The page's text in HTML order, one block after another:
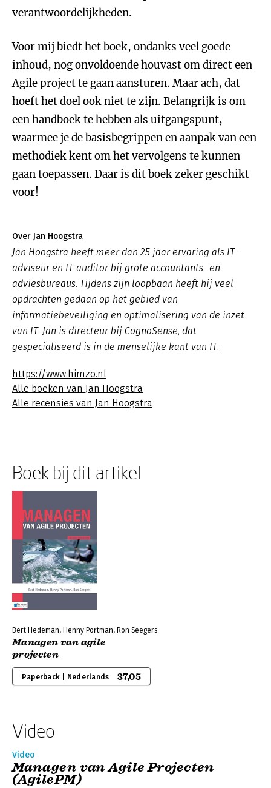
verantwoordelijkheden.
Voor mij biedt het boek, ondanks veel goede
inhoud, nog onvoldoende houvast om direct een
Agile project te gaan aansturen. Maar ach, dat
hoeft het doel ook niet te zijn. Belangrijk is om
een handboek te hebben als uitgangspunt,
waarmee je de basisbegrippen en aanpak van een
methodiek kent om het vervolgens te kunnen
gaan toepassen. Daar is dit boek zeker geschikt
voor!
Over Jan Hoogstra
Jan Hoogstra heeft meer dan 25 jaar ervaring als IT-
adviseur en IT-auditor bij grote accountants- en
adviesbureaus. Tijdens zijn loopbaan heeft hij veel
opdrachten gedaan op het gebied van
informatiebeveiliging en optimalisering van de inzet
van IT. Jan is directeur bij CognoSense, dat
gespecialiseerd is in de menselijke kant van IT.
https://www.himzo.nl
Alle boeken van Jan Hoogstra
Alle recensies van Jan Hoogstra
Boek bij dit artikel
Bert Hedeman, Henny Portman, Ron Seegers
Managen van agile
projecten
Paperback | Nederlands 37,05
Video
Video
Managen van Agile Projecten
(AgilePM)